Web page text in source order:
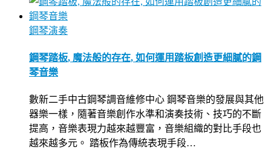
鋼琴演奏
鋼琴踏板, 魔法般的存在, 如何運用踏板創造更細膩的鋼
琴音樂
數新二手中古鋼琴調音維修中心 鋼琴音樂的發展與其他
器樂一樣，隨著音樂創作水準和演奏技術、技巧的不斷
提高，音樂表現力越來越豐富，音樂組織的對比手段也
越來越多元。 踏板作為傳統表現手段…